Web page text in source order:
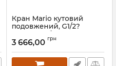
Кран Mario кутовий
подовжений, G1/2?
комплект бронза
Артикул:4.0.0101.55.P-br
3 666,00 грн